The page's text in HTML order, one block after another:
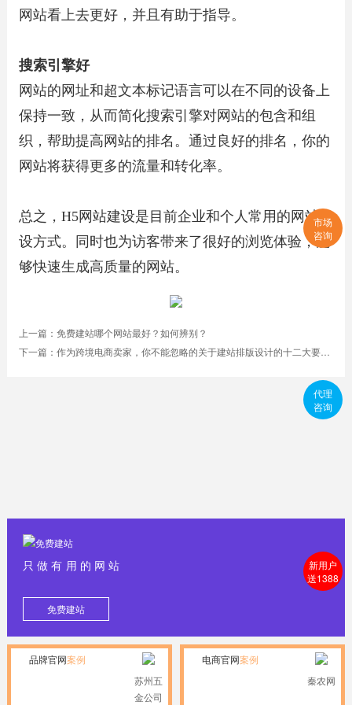
网站看上去更好，并且有助于指导。
搜索引擎好
网站的网址和超文本标记语言可以在不同的设备上
保持一致，从而简化搜索引擎对网站的包含和组
织，帮助提高网站的排名。通过良好的排名，你的
网站将获得更多的流量和转化率。
总之，H5网站建设是目前企业和个人常用的网站建
设方式。同时也为访客带来了很好的浏览体验，能
够快速生成高质量的网站。
上一篇： 免费建站哪个网站最好？如何辨别？
下一篇： 作为跨境电商卖家，你不能忽略的关于建站排版设计的十二大要素！
只做有用的网站
免费建站
品牌官网案例
苏州五
金公司
电商官网案例
秦农网
市场
咨询
代理
咨询
新用户
送1388